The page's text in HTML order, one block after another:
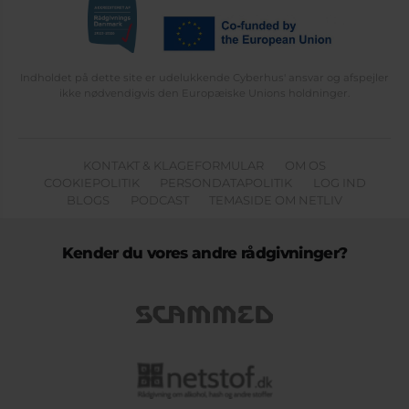
Indholdet på dette site er udelukkende Cyberhus' ansvar og afspejler
ikke nødvendigvis den Europæiske Unions holdninger.
KONTAKT & KLAGEFORMULAR
OM OS
COOKIEPOLITIK
PERSONDATAPOLITIK
LOG IND
BLOGS
PODCAST TEMASIDE OM NETLIV
Kender du vores andre rådgivninger?